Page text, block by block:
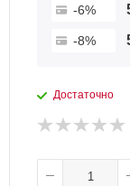
-6%
-8%
Достаточно